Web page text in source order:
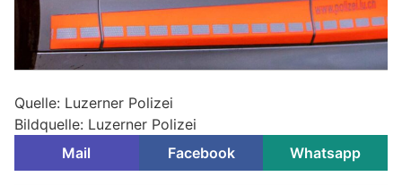
Quelle: Luzerner Polizei
Bildquelle: Luzerner Polizei
Mail
Facebook Whatsapp